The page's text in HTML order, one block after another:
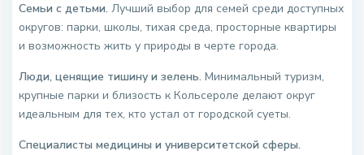
Семьи с детьми. Лучший выбор для семей среди доступных
округов: парки, школы, тихая среда, просторные квартиры
и возможность жить у природы в черте города.
Люди, ценящие тишину и зелень. Минимальный туризм,
крупные парки и близость к Кольсероле делают округ
идеальным для тех, кто устал от городской суеты.
Специалисты медицины и университетской сферы.